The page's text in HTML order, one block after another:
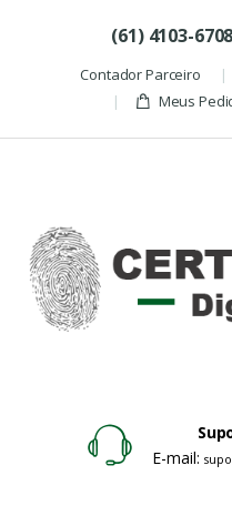
(61) 4103-
Contador Parceiro
Meus
E-mail: